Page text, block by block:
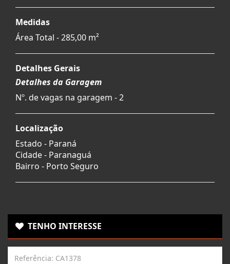
Medidas
Área Total - 285,00 m²
Detalhes Gerais
Detalhes da Garagem
Nº. de vagas na garagem - 2
Localização
Estado - Paraná
Cidade - Paranaguá
Bairro - Porto Seguro
TENHO INTERESSE